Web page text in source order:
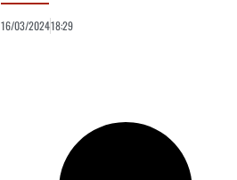
16/03/202418:29